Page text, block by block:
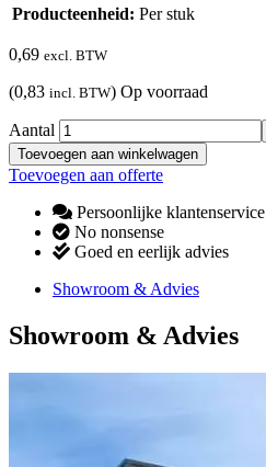
Producteenheid: Per stuk
0,69 excl. BTW
(0,83 incl. BTW) Op voorraad
Aantal
Toevoegen aan winkelwagen
Toevoegen aan offerte
Persoonlijke klantenservice
No nonsense
Goed en eerlijk advies
Showroom & Advies
Showroom & Advies